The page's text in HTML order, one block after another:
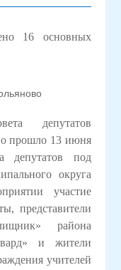
16 основных
депутатов
прошло 13 июня
депутатов под
округа
участие
представители
района
и жители
учителей